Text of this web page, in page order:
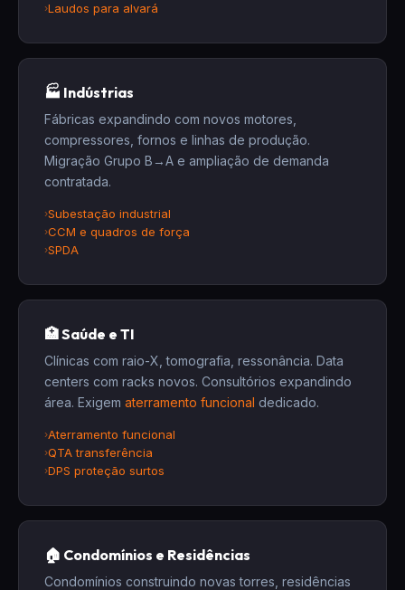
Laudos para alvará
🏭 Indústrias
Fábricas expandindo com novos motores,
compressores, fornos e linhas de produção.
Migração Grupo B→A e ampliação de demanda
contratada.
Subestação industrial
CCM e quadros de força
SPDA
🏥 Saúde e TI
Clínicas com raio-X, tomografia, ressonância. Data
centers com racks novos. Consultórios expandindo
área. Exigem aterramento funcional dedicado.
Aterramento funcional
QTA transferência
DPS proteção surtos
🏠 Condomínios e Residências
Condomínios construindo novas torres, residências